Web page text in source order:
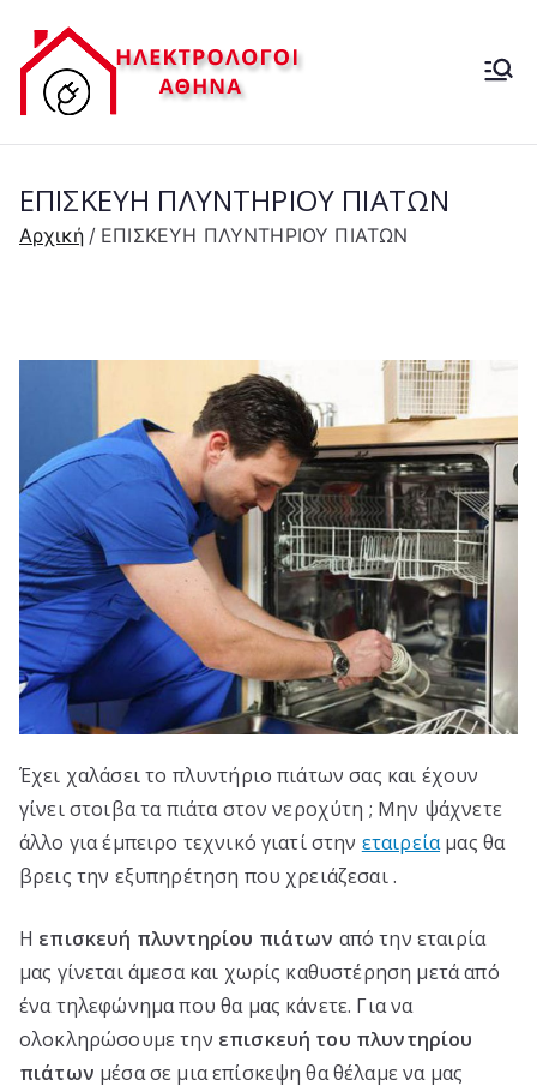
περιεχόμενο
ΗΛΕΚΤΡ
ΟΛΟΓΟΣ
24 ΩΡΕΣ
ΕΠΙΣΚΕΥΗ ΠΛΥΝΤΗΡΙΟΥ ΠΙΑΤΩΝ
Αρχική ΕΠΙΣΚΕΥΗ ΠΛΥΝΤΗΡΙΟΥ ΠΙΑΤΩΝ
Έχει χαλάσει το πλυντήριο πιάτων σας και έχουν
γίνει στοιβα τα πιάτα στον νεροχύτη ; Μην ψάχνετε
άλλο για έμπειρο τεχνικό γιατί στην εταιρείαμας θα
βρεις την εξυπηρέτηση που χρειάζεσαι .
Η επισκευή πλυντηρίου πιάτων από την εταιρία
μας γίνεται άμεσα και χωρίς καθυστέρηση μετά από
ένα τηλεφώνημα που θα μας κάνετε. Για να
ολοκληρώσουμε την επισκευή του πλυντηρίου
πιάτων μέσα σε μια επίσκεψη θα θέλαμε να μας